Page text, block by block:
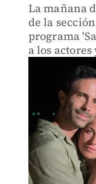
La mañana
de la
programa
a los
pusieron